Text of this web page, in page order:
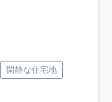
閑静な住宅地